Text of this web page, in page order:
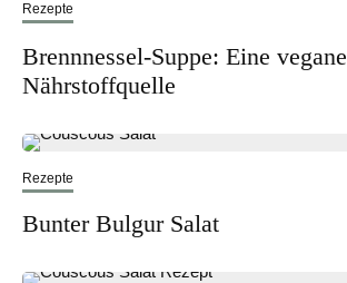
Rezepte
Brennnessel-Suppe: Eine vegane
Nährstoffquelle
Rezepte
Bunter Bulgur Salat